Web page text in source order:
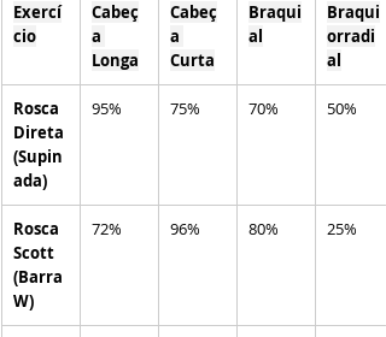
Exercí
cio
Cabeç
a
Longa
Cabeç
a
Curta
Braqui
al
Braqui
orradi
al
Rosca
Direta
(Supin
ada)
95% 75% 70% 50%
Rosca
Scott
(Barra
W)
72% 96% 80% 25%